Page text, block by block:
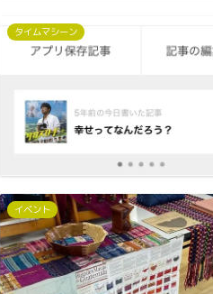
タイムマシーン
イベント